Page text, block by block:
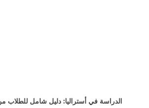
الدراسة في أستراليا: دليل شامل للطلاب